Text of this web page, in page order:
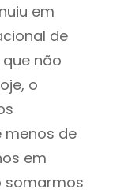
em
de
não
o
menos de
em
somarmos